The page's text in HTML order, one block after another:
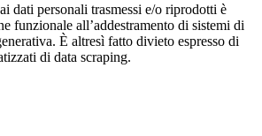
dati personali trasmessi e/o riprodotti è
funzionale all’addestramento di sistemi di
È altresì fatto divieto espresso di
di data scraping.